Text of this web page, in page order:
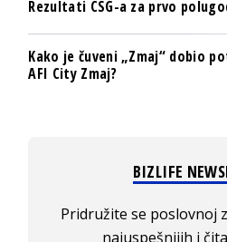
Rezultati CSG-a za prvo
Kako je čuveni „Zmaj“ dobio
AFI City Zmaj?
BIZLIFE
Pridružite se poslovnoj
najuspešnijih i